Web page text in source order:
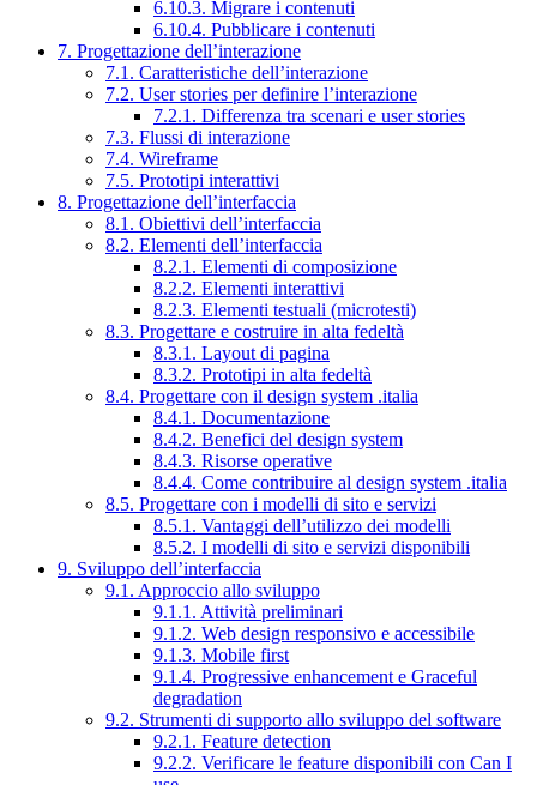
6.10.3. Migrare i contenuti
6.10.4. Pubblicare i contenuti
7. Progettazione dell’interazione
7.1. Caratteristiche dell’interazione
7.2. User stories per definire l’interazione
7.2.1. Differenza tra scenari e user stories
7.3. Flussi di interazione
7.4. Wireframe
7.5. Prototipi interattivi
8. Progettazione dell’interfaccia
8.1. Obiettivi dell’interfaccia
8.2. Elementi dell’interfaccia
8.2.1. Elementi di composizione
8.2.2. Elementi interattivi
8.2.3. Elementi testuali (microtesti)
8.3. Progettare e costruire in alta fedeltà
8.3.1. Layout di pagina
8.3.2. Prototipi in alta fedeltà
8.4. Progettare con il design system .italia
8.4.1. Documentazione
8.4.2. Benefici del design system
8.4.3. Risorse operative
8.4.4. Come contribuire al design system .italia
8.5. Progettare con i modelli di sito e servizi
8.5.1. Vantaggi dell’utilizzo dei modelli
8.5.2. I modelli di sito e servizi disponibili
9. Sviluppo dell’interfaccia
9.1. Approccio allo sviluppo
9.1.1. Attività preliminari
9.1.2. Web design responsivo e accessibile
9.1.3. Mobile first
9.1.4. Progressive enhancement e Graceful
degradation
9.2. Strumenti di supporto allo sviluppo del software
9.2.1. Feature detection
9.2.2. Verificare le feature disponibili con Can I